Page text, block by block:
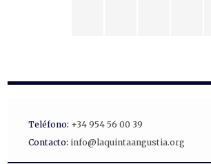
Teléfono: +34 954 56 00 39
Contacto: info@laquintaangustia.org